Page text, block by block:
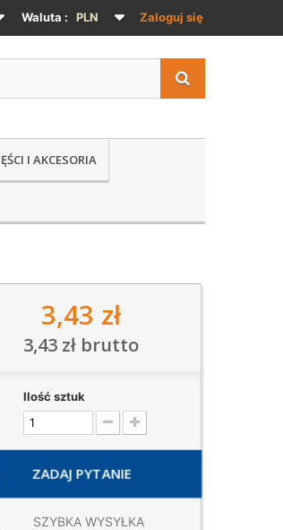
Zaloguj się
Waluta : PLN
I AKCESORIA
3,43 zł
3,43 złbrutto
Ilość sztuk
ZADAJ PYTANIE
SZYBKA WYSYŁKA